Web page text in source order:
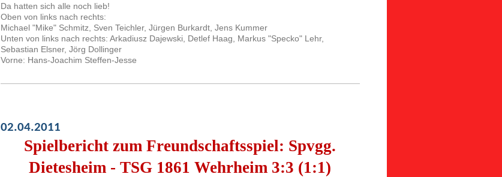
Da hatten sich alle noch lieb!
Oben von links nach rechts:
Michael "Mike" Schmitz, Sven Teichler, Jürgen Burkardt, Jens Kummer
Unten von links nach rechts: Arkadiusz Dajewski, Detlef Haag, Markus "Specko" Lehr,
Sebastian Elsner, Jörg Dollinger
Vorne: Hans-Joachim Steffen-Jesse
02.04.2011
Spielbericht zum Freundschaftsspiel: Spvgg.
Dietesheim - TSG 1861 Wehrheim 3:3 (1:1)